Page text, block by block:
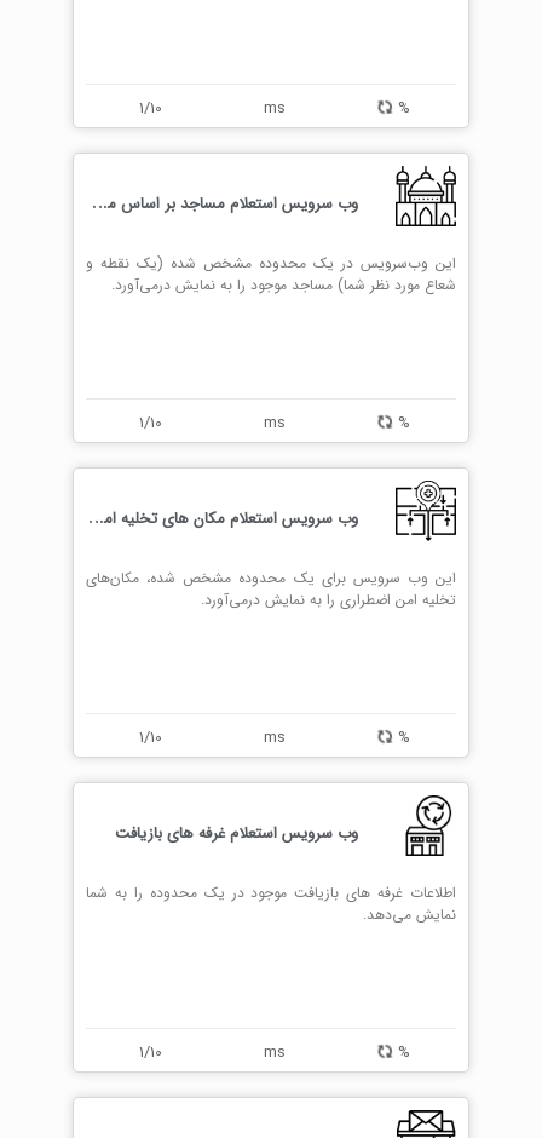
%
ms
1/10
و
ب سرویس استعلام مساجد بر اساس مختصات جغرافیایی
این وب‌سرویس در یک محدوده مشخص شده (یک نقطه و
شعاع مورد نظر شما) مساجد موجود را به نمایش درمی‌آورد.
%
ms
1/10
و
ب سرویس استعلام مکان های تخلیه امن اضطراری
این وب سرویس برای یک محدوده مشخص شده، مکان‌های
تخلیه امن اضطراری را به نمایش درمی‌آورد.
%
ms
1/10
وب سرویس استعلام غرفه های بازیافت
اطلاعات غرفه های بازیافت موجود در یک محدوده را به شما
نمایش می‌دهد.
%
ms
1/10